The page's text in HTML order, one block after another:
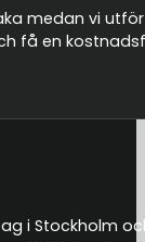
medan vi
få en
i Stockholm